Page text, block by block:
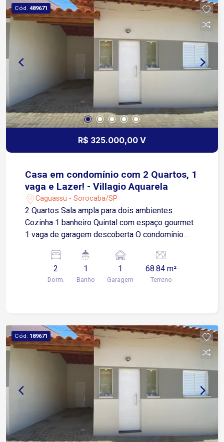
Cód. 489671
R$ 325.000,00 V
Casa em condomínio com 2 Quartos, 1
vaga e Lazer! - Villagio Aquarela
Caguassu - Sorocaba/SP
2 Quartos Sala ampla para dois ambientes
Cozinha 1 banheiro Quintal com espaço gourmet
1 vaga de garagem descoberta O condomínio
Localização privilegiada: Fácil acesso à Av.
Ipanema, próximo a supermercados, diversos
comércios e ao Rede Bom Lugar.
2
Dorm.
1
Banho
1
Garagem
68.84 m²
Terreno
Cód. 189671